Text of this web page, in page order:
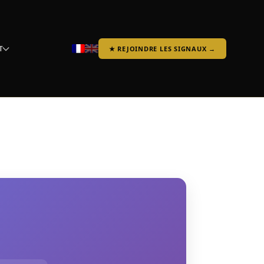
★ REJOINDRE LES SIGNAUX →